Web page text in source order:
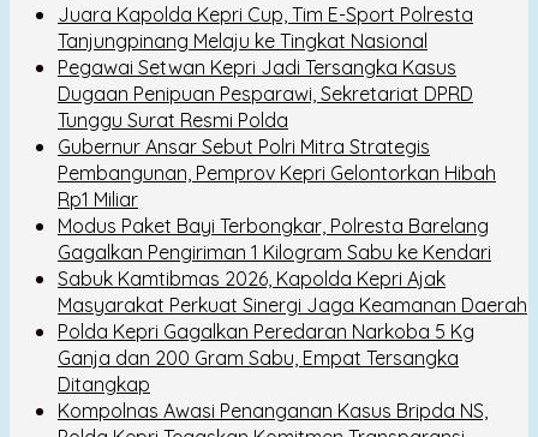
Juara Kapolda Kepri Cup, Tim E-Sport Polresta
Tanjungpinang Melaju ke Tingkat Nasional
Pegawai Setwan Kepri Jadi Tersangka Kasus
Dugaan Penipuan Pesparawi, Sekretariat DPRD
Tunggu Surat Resmi Polda
Gubernur Ansar Sebut Polri Mitra Strategis
Pembangunan, Pemprov Kepri Gelontorkan Hibah
Rp1 Miliar
Modus Paket Bayi Terbongkar, Polresta Barelang
Gagalkan Pengiriman 1 Kilogram Sabu ke Kendari
Sabuk Kamtibmas 2026, Kapolda Kepri Ajak
Masyarakat Perkuat Sinergi Jaga Keamanan Daerah
Polda Kepri Gagalkan Peredaran Narkoba 5 Kg
Ganja dan 200 Gram Sabu, Empat Tersangka
Ditangkap
Kompolnas Awasi Penanganan Kasus Bripda NS,